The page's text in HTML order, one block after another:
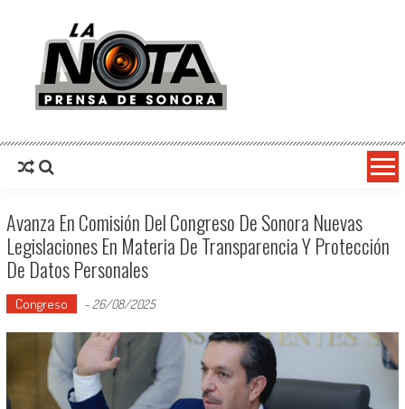
La Nota Prensa De Sonora
Avanza En Comisión Del Congreso De Sonora Nuevas
Legislaciones En Materia De Transparencia Y Protección
De Datos Personales
Congreso - 26/08/2025